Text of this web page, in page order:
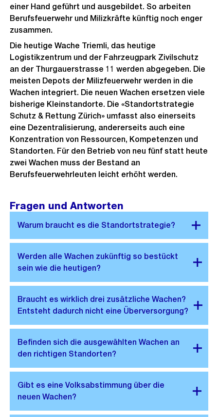
einer Hand geführt und ausgebildet. So arbeiten
Berufsfeuerwehr und Milizkräfte künftig noch enger
zusammen.
Die heutige Wache Triemli, das heutige
Logistikzentrum und der Fahrzeugpark Zivilschutz
an der Thurgauerstrasse 11 werden abgegeben. Die
meisten Depots der Milizfeuerwehr werden in die
Wachen integriert. Die neuen Wachen ersetzen viele
bisherige Kleinstandorte. Die «Standortstrategie
Schutz & Rettung Zürich» umfasst also einerseits
eine Dezentralisierung, andererseits auch eine
Konzentration von Ressourcen, Kompetenzen und
Standorten. Für den Betrieb von neu fünf statt heute
zwei Wachen muss der Bestand an
Berufsfeuerwehrleuten leicht erhöht werden.
Fragen und Antworten